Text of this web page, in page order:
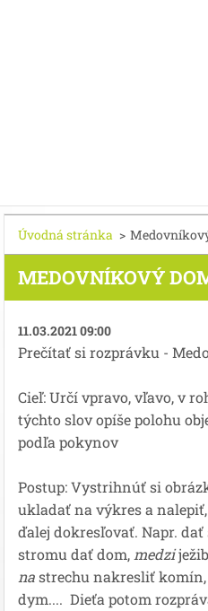
Úvodná stránka >
MEDOVNÍKOVÝ
11.03.2021 09:00
Prečítať si rozprávku -
Cieľ: Určí vpravo, vľavo, v
týchto slov opíše polohu
podľa pokynov
Postup: Vystrihnúť si
ukladať na výkres a
ďalej dokresľovať. Napr.
stromu dať dom, medzi
nastrechu nakresliť komín,
dym.... Dieťa potom